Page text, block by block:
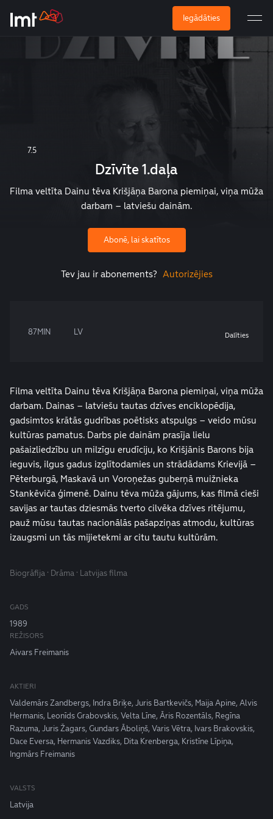
Iegādāties
7.5
Dzīvīte 1.daļa
Filma veltīta Dainu tēva Krišjāņa Barona piemiņai, viņa mūža
darbam – latviešu dainām.
Abonē, lai skatītos
Tev jau ir abonements? Autorizējies
87MIN LV Dalīties
Filma veltīta Dainu tēva Krišjāņa Barona piemiņai, viņa mūža
darbam. Dainas – latviešu tautas dzīves enciklopēdija,
gadsimtos krātās gudrības poētisks atspulgs – veido mūsu
kultūras pamatus. Darbs pie dainām prasīja lielu
pašaizliedzību un milzīgu erudīciju, ko Krišjānis Barons bija
ieguvis, ilgus gadus izglītodamies un strādādams Krievijā –
Pēterburgā, Maskavā un Voroņežas guberņā muižnieka
Stankēviča ģimenē. Dainu tēva mūža gājums, kas filmā cieši
savijas ar tautas dziesmās tverto cilvēka dzīves ritējumu,
pauž mūsu tautas nacionālās pašapziņas atmodu, kultūras
izaugsmi un tās mijietekmi ar citu tautu kultūrām.
Biogrāfija · Drāma · Latvijas filma
GADS
1989
REŽISORS
Aivars Freimanis
AKTIERI
Valdemārs Zandbergs, Indra Briķe, Juris Bartkevičs, Maija Apine, Alvis
Hermanis, Leonīds Grabovskis, Velta Līne, Āris Rozentāls, Regīna
Razuma, Juris Žagars, Gundars Āboliņš, Varis Vētra, Ivars Brakovskis,
Dace Eversa, Hermanis Vazdiks, Dita Krenberga, Kristīne Līpiņa,
Ingmārs Freimanis
VALSTS
Latvija